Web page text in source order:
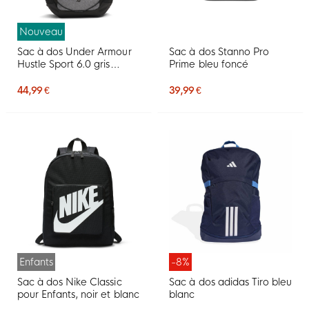
Nouveau
Sac à dos Under Armour
Hustle Sport 6.0 gris
44,99 €
Sac à dos Stanno Pro
Prime bleu foncé
39,99 €
Enfants
Sac à dos Nike Classic
pour Enfants, noir et blanc
-8%
Sac à dos adidas Tiro bleu
blanc